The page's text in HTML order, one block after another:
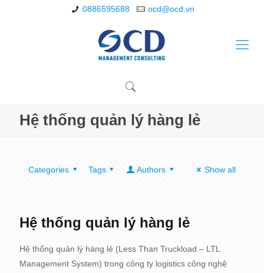
0886595688 ocd@ocd.vn
Hệ thống quản lý hàng lẻ
Categories Tags Authors Show all
Hệ thống quản lý hàng lẻ
Hệ thống quản lý hàng lẻ (Less Than Truckload – LTL
Management System) trong công ty logistics công nghệ